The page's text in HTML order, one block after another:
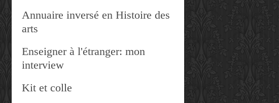
Annuaire inversé en Histoire des
arts
Enseigner à l'étranger: mon
interview
Kit et colle